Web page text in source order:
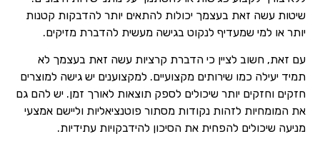
שיטות עשה זאת בעצמך יכולות להתאים יותר להדבקות קטנות
יותר או למי שמעדיף לנקוט בגישה מעשית להדברת מזיקים.
עם זאת, חשוב לציין כי הדברת קרציות עשה זאת בעצמך לא
תמיד יעילה כמו שירותים מקצועיים. למקצוענים יש גישה למוצרים
חזקים וחזקים יותר שיכולים לספק תוצאות לאורך זמן. יש להם גם
את המומחיות לזהות נקודות מסתור פוטנציאליות וליישם אמצעי
מניעה שיכולים להפחית את הסיכון להידבקויות עתידיות.